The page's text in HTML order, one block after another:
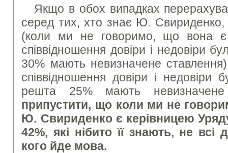
Якщо в обох випадках
серед тих, хто знає Ю.
(коли ми не говоримо, що вона є
співвідношення довіри і недовіри
30% мають невизначене
співвідношення довіри і недовіри
решта 25% мають
припустити, що коли ми не
Ю. Свириденко є керівницею
42%, які нібито її знають, не всі
кого йде мова.